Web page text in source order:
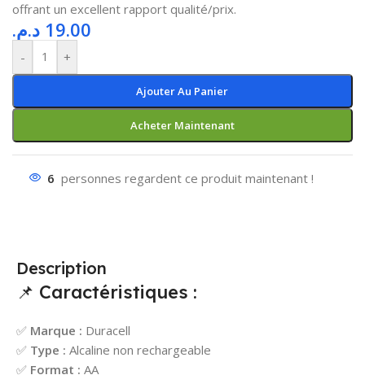
offrant un excellent rapport qualité/prix.
19.00 د.م.
- +
Ajouter Au Panier
Acheter Maintenant
6 personnes regardent ce produit maintenant !
Description
📌 Caractéristiques :
✅ Marque : Duracell
✅ Type : Alcaline non rechargeable
✅ Format : AA